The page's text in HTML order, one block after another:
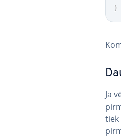
}
Ja
tiek